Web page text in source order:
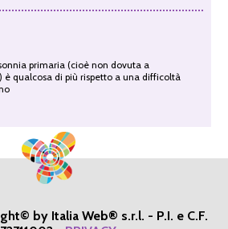
primaria (cioè non dovuta a
qualcosa di più rispetto a una difficoltà
by Italia Web® s.r.l. - P.I. e C.F.